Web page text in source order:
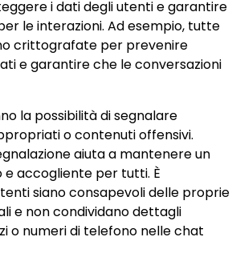
i dati degli utenti e garantire
le interazioni. Ad esempio, tutte
crittografate per prevenire
e garantire che le conversazioni
la possibilità di segnalare
o contenuti offensivi.
aiuta a mantenere un
accogliente per tutti. È
siano consapevoli delle proprie
e non condividano dettagli
o numeri di telefono nelle chat